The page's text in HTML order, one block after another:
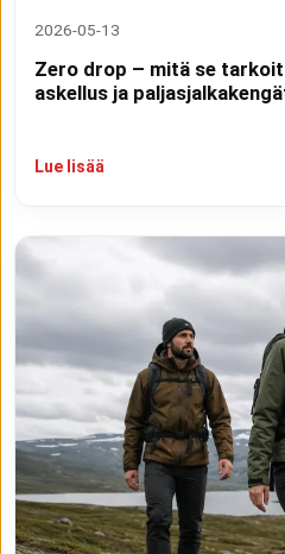
2026-05-13
Zero drop – mitä se
askellus ja
Lue lisää